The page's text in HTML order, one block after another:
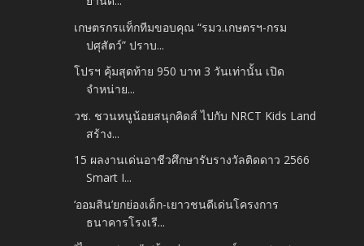
เกษตรกรแท็กทีมขอบคุณ “รมว.เกษตรฯ-กรม
ปศุสัตว์” ปราบ...
โปรฯ คุ้มสุดท้าย 950 บาท 3 วันเท่านั้น เปิด
จำหน่าย...
วช. ชวนหนูน้อยสนุกคิดส์ ไปกับ NRCT Kids Land
สร้าง...
15 ผลงานเด่นอาชีวศึกษารับรางวัลติดดาว 2566
Smart I...
‘ออมสิน’ยกย่องเด็ก-เยาวชนดีเด่นโครงการ
ธนาคารโรงเรี...